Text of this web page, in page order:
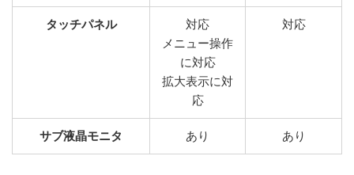
タッチパネル
対応
メニュー操作
に対応
拡大表示に対
応
対応
サブ液晶モニタ あり あり